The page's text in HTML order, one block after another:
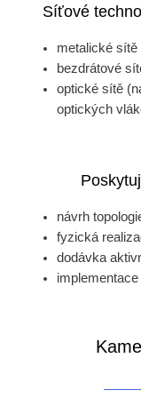
Síťové
metalické sítě
bezdrátové
optické sítě
optických
návrh
fyzická
dodávka